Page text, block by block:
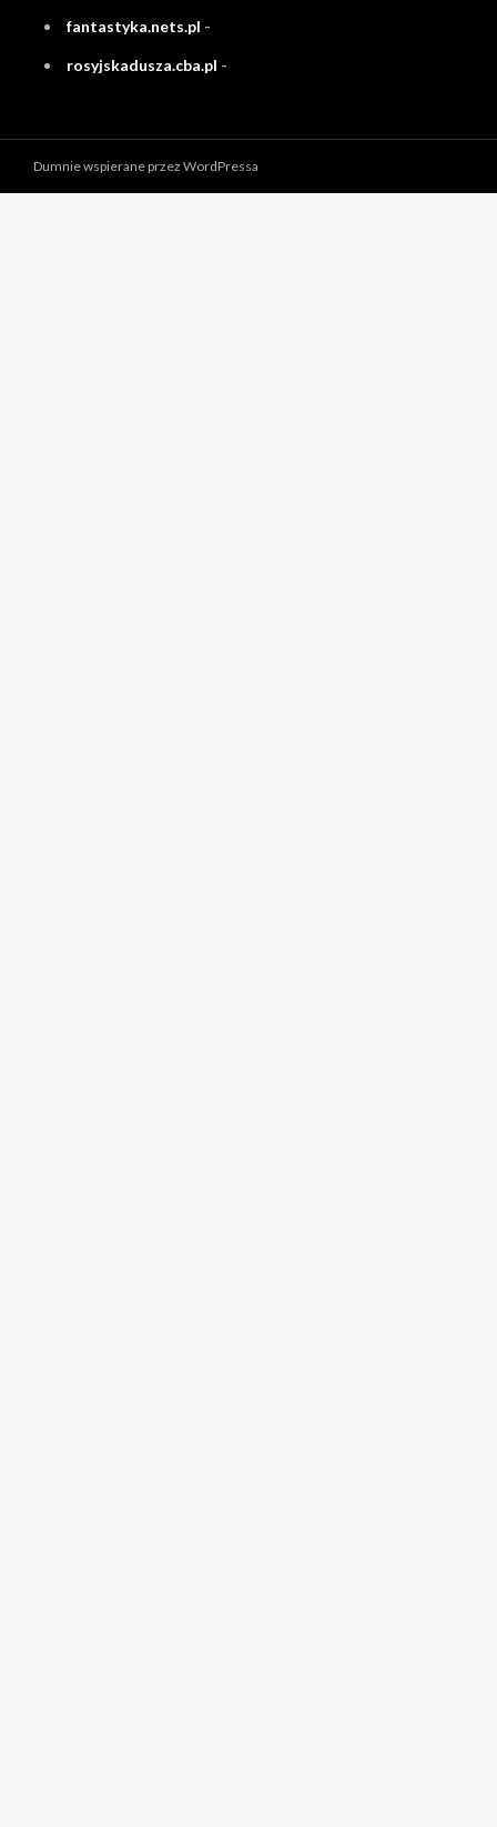
fantastyka.nets.pl -
rosyjskadusza.cba.pl -
Dumnie wspierane przez WordPressa